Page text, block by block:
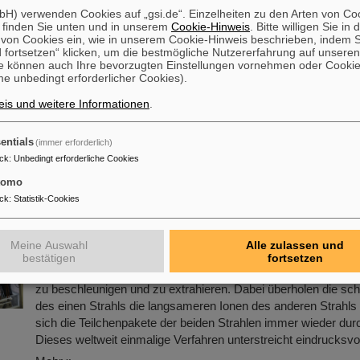
Dr. Ralph Aßmann wurde auf eine Kooperationsprofessur im
Physik der Goethe-Universität berufen. Der auf dem Gebiet
Beschleunigerphysik international ausgewiesene Experte leitet
„Beschleunigerbetrieb und -entwicklung (ACC)“ bei GSI/
Funktion ist Aßmann verantwortlich für den Betrieb der
Beschleunigeranlagen und für die Integration und
derzeit im Bau befindlichen internationalen
Mehr »
Beschleunigung von zwei Ionenstrahlen:
Ringbeschleuniger SIS18 demonstriert
Erstmals ist es Mitarbeitenden des Subprojektes SIS18/
Schwerionensynchrotron SIS18 zwei unterschiedliche
voneinander abweichenden Umlauffrequenzen gemeinsam im
zu beschleunigen und zu extrahieren. Dabei überholen die
des einen Strahls die langsameren Ionen des anderen
sich die Teilchenpakete der beiden Strahlen immer wieder
Dieses weltweit einmalige Verfahren unterstreicht
verwenden Cookies auf „gsi.de“. Einzelheiten zu den Arten von
Sie unten und in unserem Cookie-Hinweis . Bitte willigen Sie in
Cookies ein, wie in unserem Cookie-Hinweis beschrieben, indem
fortsetzen“ klicken, um die bestmögliche Nutzererfahrung auf
können auch Ihre bevorzugten Einstellungen vornehmen oder
unbedingt erforderlicher Cookies).
und weitere Informationen
(immer erforderlich)
: Unbedingt erforderliche Cookies
: Statistik-Cookies
Meine Auswahl
bestätigen
Alle zulassen und
fortsetzen